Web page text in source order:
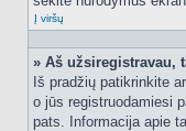
Į viršų
» Aš užsiregistravau,
Iš pradžių patikrinkite
o jūs registruodamiesi
pats. Informacija apie